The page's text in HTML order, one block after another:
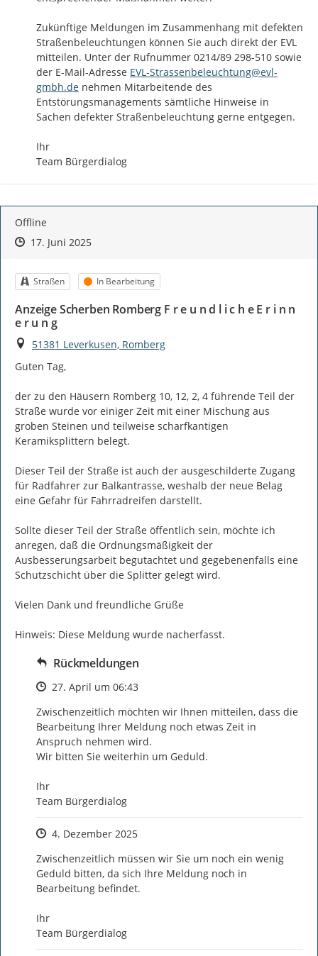
Zukünftige Meldungen im Zusammenhang mit defekten
Straßenbeleuchtungen können Sie auch direkt der EVL
mitteilen. Unter der Rufnummer 0214/89 298-510 sowie
der E-Mail-Adresse EVL-Strassenbeleuchtung@evl-
gmbh.de nehmen Mitarbeitende des
Entstörungsmanagements sämtliche Hinweise in
Sachen defekter Straßenbeleuchtung gerne entgegen.
Ihr
Team Bürgerdialog
Offline
Zeitpunkt des Erstellens
Zeitpunkt des Erstellens
17. Juni 2025Zur Äußerung
Kategorie
Straßen Status
In Bearbeitung
Anzeige Scherben Romberg F r e u n d l i c h e E r i n n
e r u n g
Ort
51381 Leverkusen, Romberg
Guten Tag,
der zu den Häusern Romberg 10, 12, 2, 4 führende Teil der
Straße wurde vor einiger Zeit mit einer Mischung aus
groben Steinen und teilweise scharfkantigen
Keramiksplittern belegt.
Dieser Teil der Straße ist auch der ausgeschilderte Zugang
für Radfahrer zur Balkantrasse, weshalb der neue Belag
eine Gefahr für Fahrradreifen darstellt.
Sollte dieser Teil der Straße öffentlich sein, möchte ich
anregen, daß die Ordnungsmäßigkeit der
Ausbesserungsarbeit begutachtet und gegebenenfalls eine
Schutzschicht über die Splitter gelegt wird.
Vielen Dank und freundliche Grüße
Hinweis: Diese Meldung wurde nacherfasst.
Rückmeldungen
Zeitpunkt des Erstellens
27. April um 06:43
Zwischenzeitlich möchten wir Ihnen mitteilen, dass die
Bearbeitung Ihrer Meldung noch etwas Zeit in
Anspruch nehmen wird.
Wir bitten Sie weiterhin um Geduld.
Ihr
Team Bürgerdialog
Zeitpunkt des Erstellens
4. Dezember 2025
Zwischenzeitlich müssen wir Sie um noch ein wenig
Geduld bitten, da sich Ihre Meldung noch in
Bearbeitung befindet.
Ihr
Team Bürgerdialog